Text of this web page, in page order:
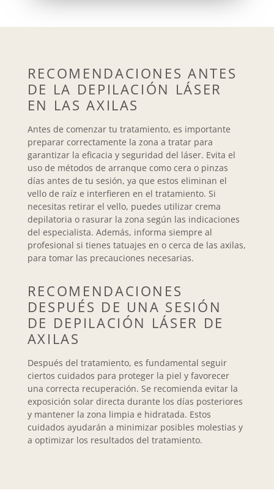
RECOMENDACIONES ANTES
DE LA DEPILACIÓN LÁSER
EN LAS AXILAS
Antes de comenzar tu tratamiento, es importante
preparar correctamente la zona a tratar para
garantizar la eficacia y seguridad del láser. Evita el
uso de métodos de arranque como cera o pinzas
días antes de tu sesión, ya que estos eliminan el
vello de raíz e interfieren en el tratamiento. Si
necesitas retirar el vello, puedes utilizar crema
depilatoria o rasurar la zona según las indicaciones
del especialista. Además, informa siempre al
profesional si tienes tatuajes en o cerca de las axilas,
para tomar las precauciones necesarias.
RECOMENDACIONES
DESPUÉS DE UNA SESIÓN
DE DEPILACIÓN LÁSER DE
AXILAS
Después del tratamiento, es fundamental seguir
ciertos cuidados para proteger la piel y favorecer
una correcta recuperación. Se recomienda evitar la
exposición solar directa durante los días posteriores
y mantener la zona limpia e hidratada. Estos
cuidados ayudarán a minimizar posibles molestias y
a optimizar los resultados del tratamiento.